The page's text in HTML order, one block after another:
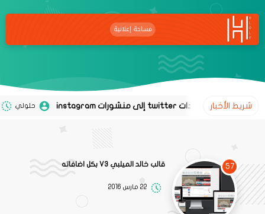
شريط الأخبار حلولي 02 نوفمبر 2020
57 قالب خالد الميلبي V3 بكل اضافاته
22 مارس 2016